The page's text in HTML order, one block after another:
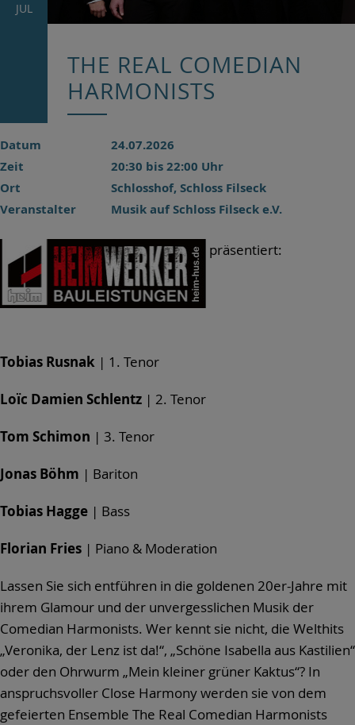
JUL
THE REAL COMEDIAN
HARMONISTS
Datum
24.07.2026
Zeit
20:30 bis 22:00 Uhr
Ort
Schlosshof, Schloss Filseck
Veranstalter
Musik auf Schloss Filseck e.V.
präsentiert:
Tobias Rusnak | 1. Tenor
Loïc Damien Schlentz | 2. Tenor
Tom Schimon | 3. Tenor
Jonas Böhm | Bariton
Tobias Hagge | Bass
Florian Fries | Piano & Moderation
Lassen Sie sich entführen in die goldenen 20er-Jahre mit
ihrem Glamour und der unvergesslichen Musik der
Comedian Harmonists. Wer kennt sie nicht, die Welthits
„Veronika, der Lenz ist da!“, „Schöne Isabella aus Kastilien“
oder den Ohrwurm „Mein kleiner grüner Kaktus“? In
anspruchsvoller Close Harmony werden sie von dem
gefeierten Ensemble The Real Comedian Harmonists